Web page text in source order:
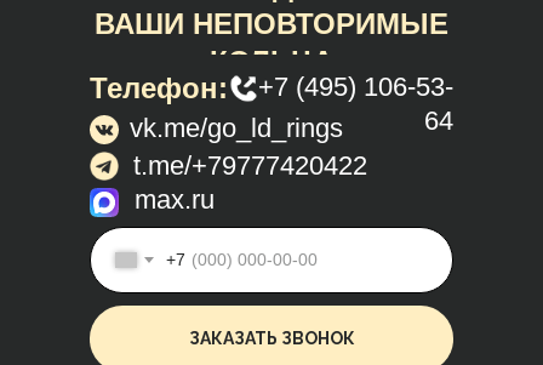
ВАШИ НЕПОВТОРИМЫЕ
КОЛЬЦА
Телефон:
+7 (495) 106-53-
64
vk.me/go_ld_rings
t.me/+79777420422
max.ru
+7
ЗАКАЗАТЬ ЗВОНОК